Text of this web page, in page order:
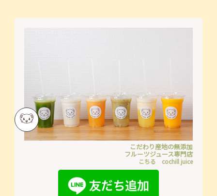
こだわり産地の無添加
フルーツジュース専門店
こちる cochill juice